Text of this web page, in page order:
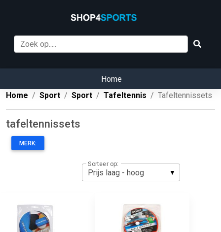
Home
Home
Sport Sport Tafeltennis Tafeltennissets
tafeltennissets
MERK:
Sorteer op: